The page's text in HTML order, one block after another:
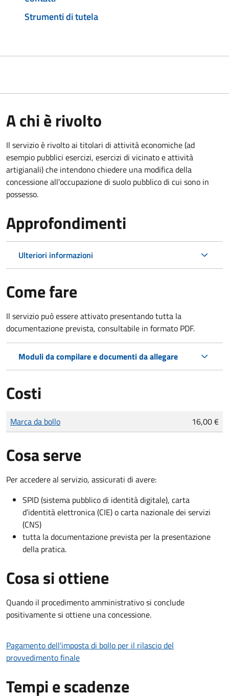
Strumenti di tutela
A chi è rivolto
Il servizio è rivolto ai titolari di attività economiche (ad
esempio pubblici esercizi, esercizi di vicinato e attività
artigianali) che intendono chiedere una modifica della
concessione all'occupazione di suolo pubblico di cui sono in
possesso.
Approfondimenti
Ulteriori informazioni
Come fare
Il servizio può essere attivato presentando tutta la
documentazione prevista, consultabile in formato PDF.
Moduli da compilare e documenti da allegare
Costi
Tipo di pagamento
Importo
Marca da bollo 16,00 €
Cosa serve
Per accedere al servizio, assicurati di avere:
SPID (sistema pubblico di identità digitale), carta
d’identità elettronica (CIE) o carta nazionale dei servizi
(CNS)
tutta la documentazione prevista per la presentazione
della pratica.
Cosa si ottiene
Quando il procedimento amministrativo si conclude
positivamente si ottiene una concessione.
Pagamento dell'imposta di bollo per il rilascio del
provvedimento finale
Tempi e scadenze